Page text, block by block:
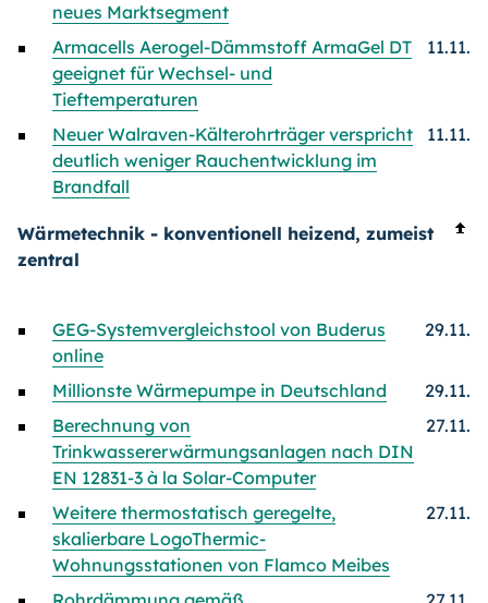
neues Marktsegment
Armacells Aerogel-Dämmstoff ArmaGel DT
geeignet für Wechsel- und
Tieftemperaturen
11.11.
Neuer Walraven-Kälterohrträger verspricht
deutlich weniger Rauchentwicklung im
Brandfall
11.11.
Wärmetechnik - konventionell heizend, zumeist
zentral
GEG-Systemvergleichstool von Buderus
online
29.11.
Millionste Wärmepumpe in Deutschland
29.11.
Berechnung von
Trinkwassererwärmungsanlagen nach DIN
EN 12831-3 à la Solar-Computer
27.11.
Weitere thermostatisch geregelte,
skalierbare LogoThermic-
Wohnungsstationen von Flamco Meibes
27.11.